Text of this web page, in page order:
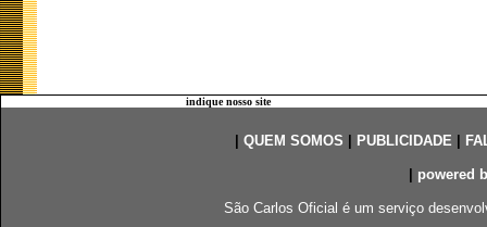
indique nosso site
QUEM SOMOS PUBLICIDADE|
powered
São Carlos Oficial é um serviço